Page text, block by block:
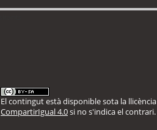
El contingut està disponible sota la llicència
CompartirIgual 4.0si no s'indica el contrari.